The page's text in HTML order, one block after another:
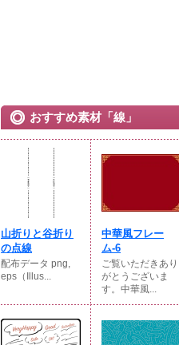
おすすめ素材「線」
山折りと谷折り
の点線
配布データ png,
eps（Illus...
中華風フレー
ム-6
ご覧いただきあり
がとうございま
す。中華風...